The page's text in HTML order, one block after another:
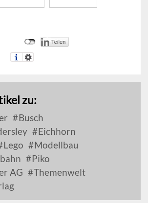
zu:
Busch
Eichhorn
Lego
Modellbau
Piko
AG
Themenwelt